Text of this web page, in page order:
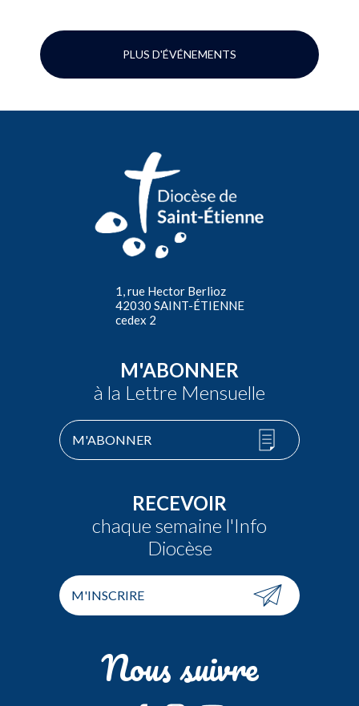
PLUS D'ÉVÉNEMENTS
1, rue Hector Berlioz
42030 SAINT-ÉTIENNE
cedex 2
M'ABONNER
à la Lettre Mensuelle
M'ABONNER
RECEVOIR
chaque semaine l'Info
Diocèse
M'INSCRIRE
Nous suivre